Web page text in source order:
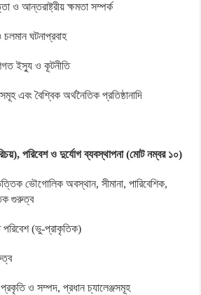
ও আন্তরাষ্ট্রীয় ক্ষমতা সম্পর্ক
ঘটনাপ্রবাহ
ইস্যু ও কূটনীতি
এবং বৈশ্বিক অর্থনৈতিক প্রতিষ্ঠানাদি
পরিবেশ ও দুর্যোগ ব্যবস্থাপনা (মোট নম্বর ১০)
ভৌগোলিক অবস্থান, সীমানা, পারিবেশিক,
গুরুত্ব
(ভু-প্রাকৃতিক)
প্রকৃতি ও সম্পদ, প্রধান চ্যালেঞ্জসমূহ